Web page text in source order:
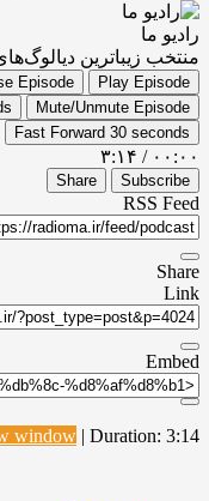
رادیو ما
منتخب زیباترین
Play Episode
Episode
Mute/Unmute Episode
Fast Forward 30 seconds
۰۰:۰۰ / ۳:۱۴
Subscribe
Share
RSS Feed
Share
Link
Embed
window | Duration: 3:14